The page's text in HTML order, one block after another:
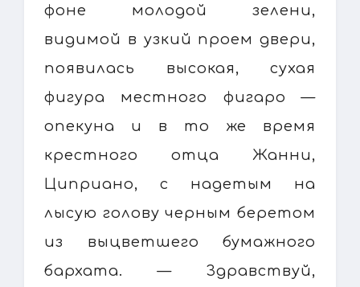
фоне молодой зелени,
видимой в узкий проем двери,
появилась высокая, сухая
фигура местного фигаро —
опекуна и в то же время
крестного отца Жанни,
Циприано, с надетым на
лысую голову черным беретом
из выцветшего бумажного
бархата. — Здравствуй,